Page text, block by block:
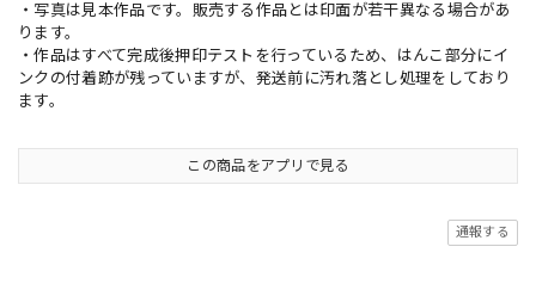
・写真は見本作品です。販売する作品とは印面が若干異なる場合があ
ります。
・作品はすべて完成後押印テストを行っているため、はんこ部分にイ
ンクの付着跡が残っていますが、発送前に汚れ落とし処理をしており
ます。
この商品をアプリで見る
通報する